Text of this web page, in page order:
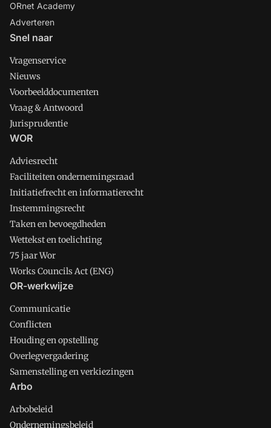
ORnet Academy
Adverteren
Snel naar
Vragenservice
Nieuws
Voorbeelddocumenten
Vraag & Antwoord
Jurisprudentie
WOR
Adviesrecht
Faciliteiten ondernemingsraad
Initiatiefrecht en informatierecht
Instemmingsrecht
Taken en bevoegdheden
Wettekst en toelichting
75 jaar Wor
Works Councils Act (ENG)
OR-werkwijze
Communicatie
Conflicten
Houding en opstelling
Overlegvergadering
Samenstelling en verkiezingen
Arbo
Arbobeleid
Ondernemingsbeleid